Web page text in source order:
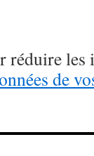
réduire les
de